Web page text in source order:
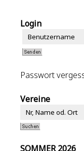
Login
Passwort
Vereine
SOMMER 2026